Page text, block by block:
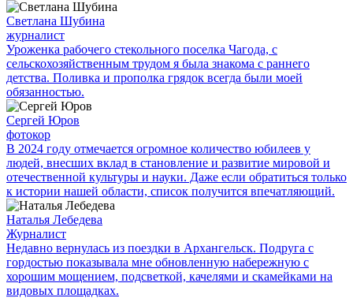
Светлана Шубина
журналист
Уроженка рабочего стекольного поселка Чагода, с
сельскохозяйственным трудом я была знакома с раннего
детства. Поливка и прополка грядок всегда были моей
обязанностью.
Сергей Юров
фотокор
В 2024 году отмечается огромное количество юбилеев у
людей, внесших вклад в становление и развитие мировой и
отечественной культуры и науки. Даже если обратиться только
к истории нашей области, список получится впечатляющий.
Наталья Лебедева
Журналист
Недавно вернулась из поездки в Архангельск. Подруга с
гордостью показывала мне обновленную набережную с
хорошим мощением, подсветкой, качелями и скамейками на
видовых площадках.